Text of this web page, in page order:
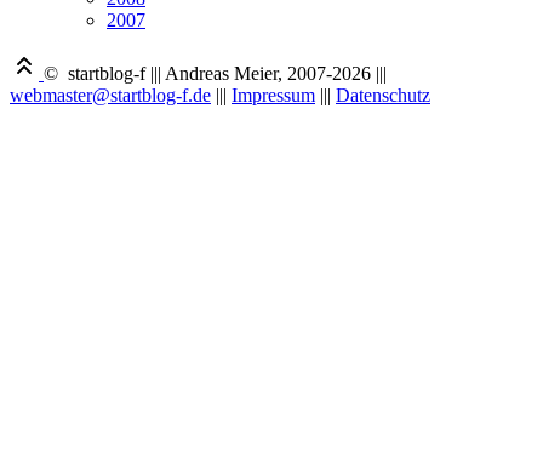
2007
© startblog-f ||| Andreas Meier, 2007-2026 |||
webmaster@startblog-f.de ||| Impressum ||| Datenschutz